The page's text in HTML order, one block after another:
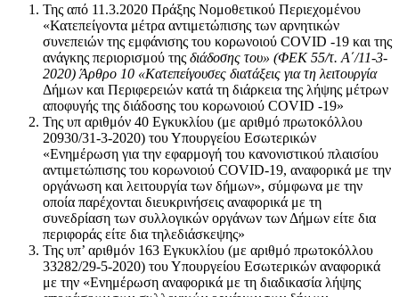
Της από 11.3.2020 Πράξης Νομοθετικού Περιεχομένου
«Κατεπείγοντα μέτρα αντιμετώπισης των αρνητικών
συνεπειών της εμφάνισης του κορωνοιού COVID -19 και της
ανάγκης περιορισμού της διάδοσης του» (ΦΕΚ 55/τ. Α΄/11-3-
2020) Άρθρο 10 «Κατεπείγουσες διατάξεις για τη λειτουργία
Δήμων και Περιφερειών κατά τη διάρκεια της λήψης μέτρων
αποφυγής της διάδοσης του κορωνοιού COVID -19»
Της υπ αριθμόν 40 Εγκυκλίου (με αριθμό πρωτοκόλλου
20930/31-3-2020) του Υπουργείου Εσωτερικών
«Ενημέρωση για την εφαρμογή του κανονιστικού πλαισίου
αντιμετώπισης του κορωνοιού COVID-19, αναφορικά με την
οργάνωση και λειτουργία των δήμων», σύμφωνα με την
οποία παρέχονται διευκρινήσεις αναφορικά με τη
συνεδρίαση των συλλογικών οργάνων των Δήμων είτε δια
περιφοράς είτε δια τηλεδιάσκεψης»
Της υπ’ αριθμόν 163 Εγκυκλίου (με αριθμό πρωτοκόλλου
33282/29-5-2020) του Υπουργείου Εσωτερικών αναφορικά
με την «Ενημέρωση αναφορικά με τη διαδικασία λήψης